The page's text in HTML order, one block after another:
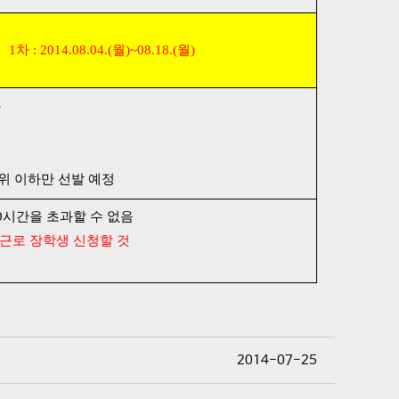
1차 : 2014.08.04.(월)~08.18.(월)
이하만 선발 예정
간을 초과할 수 없음
로 장학생 신청할 것
2014-07-25